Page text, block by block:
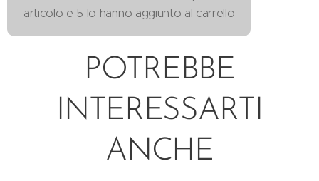
articolo e 5 lo hanno aggiunto al carrello
POTREBBE
INTERESSARTI
ANCHE